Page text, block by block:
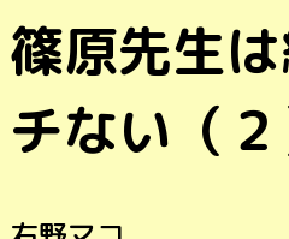
篠原先生
チない（２